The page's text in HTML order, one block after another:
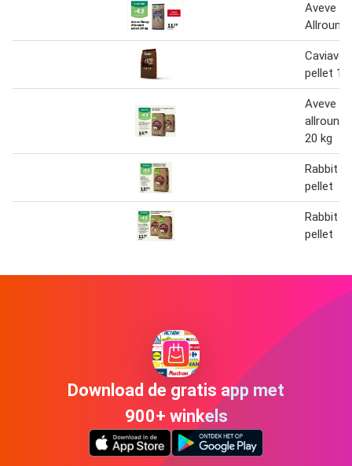
Aveve
Allround
pellet
Aveve
allround
20 kg
Rabbit
pellet
Rabbit
pellet
Download de gratis app met
900+ winkels